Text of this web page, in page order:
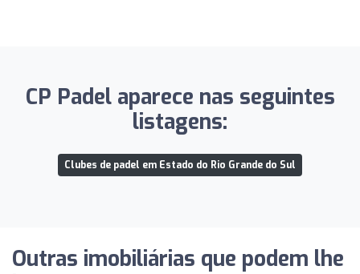
CP Padel aparece nas seguintes
listagens:
Clubes de padel em Estado do Rio Grande do Sul
Outras imobiliárias que podem lhe